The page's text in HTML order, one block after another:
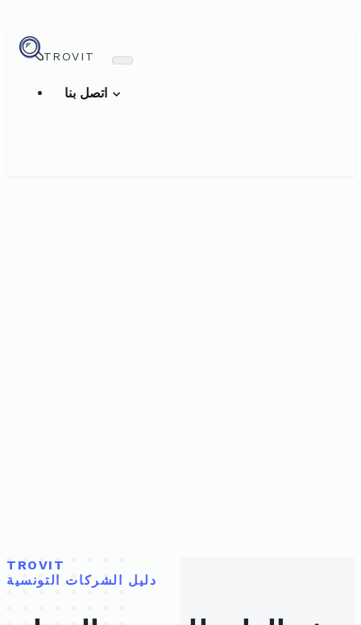
TROVIT
TROVIT
دليل الشركات التونسية